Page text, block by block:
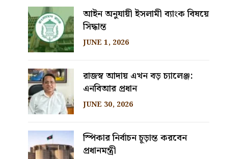
আইন অনুযায়ী ইসলামী ব্যাংক বিষয়ে
সিদ্ধান্ত
JUNE 1, 2026
রাজস্ব আদায় এখন বড় চ্যালেঞ্জ:
এনবিআর প্রধান
JUNE 30, 2026
স্পিকার নির্বাচন চূড়ান্ত করবেন
প্রধানমন্ত্রী